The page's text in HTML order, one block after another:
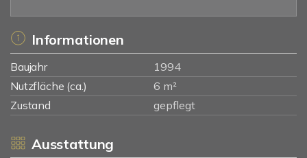
Informationen
Baujahr
1994
Nutzfläche (ca.)
6 m²
Zustand
gepflegt
Ausstattung